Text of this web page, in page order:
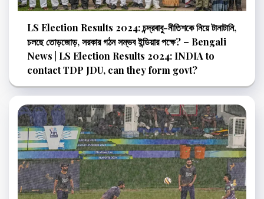
LS Election Results 2024: চন্দ্রবাবু-নীতিশকে নিয়ে টানাটানি,
চলছে তোড়জোড়, সরকার গঠন সম্ভব ইন্ডিয়ার পক্ষে? – Bengali
News | LS Election Results 2024: INDIA to
contact TDP JDU, can they form govt?